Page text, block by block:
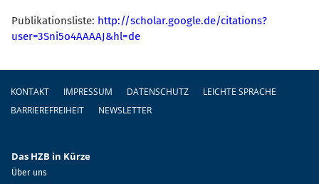
Publikationsliste: http://scholar.google.de/citations?
user=3Sni5o4AAAAJ&hl=de
Fußzeile
KONTAKT IMPRESSUM DATENSCHUTZ
LEICHTE SPRACHE
BARRIEREFREIHEIT
NEWSLETTER
Das HZB in Kürze
Über uns